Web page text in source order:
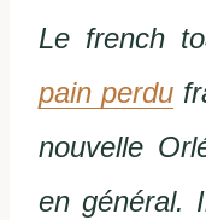
Le french
pain perdu
nouvelle
en général.